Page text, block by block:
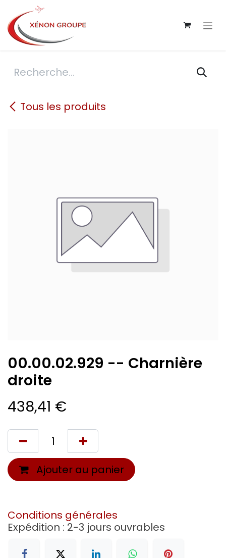
Se rendre au contenu
Tous les produits
00.00.02.929 -- Charnière
droite
438,41 €
Ajouter au panier
Conditions générales
Expédition : 2-3 jours ouvrables